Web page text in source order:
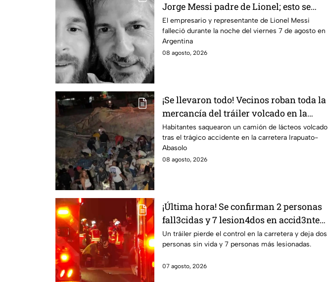
Jorge Messi padre de Lionel; esto se
sabe
El empresario y representante de Lionel Messi
falleció durante la noche del viernes 7 de agosto en
Argentina
08 agosto, 2026
¡Se llevaron todo! Vecinos roban toda la
mercancía del tráiler volcado en la
carretera de Irapuato
Habitantes saquearon un camión de lácteos volcado
tras el trágico accidente en la carretera Irapuato-
Abasolo
08 agosto, 2026
¡Última hora! Se confirman 2 personas
fall3cidas y 7 lesion4dos en accid3nte
carretero en Irapuato; esto se sabe
Un tráiler pierde el control en la carretera y deja dos
personas sin vida y 7 personas más lesionadas.
07 agosto, 2026